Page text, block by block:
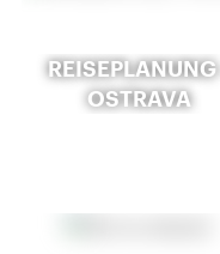
REISEPLANUNG -
OSTRAVA